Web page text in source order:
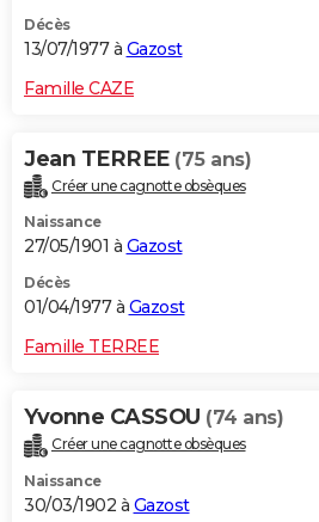
Décès
13/07/1977 à Gazost
Famille CAZE
Jean TERREE (75 ans)
Créer une cagnotte obsèques
Naissance
27/05/1901 à Gazost
Décès
01/04/1977 à Gazost
Famille TERREE
Yvonne CASSOU (74 ans)
Créer une cagnotte obsèques
Naissance
30/03/1902 à Gazost